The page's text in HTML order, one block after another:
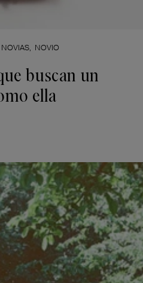
NOVIAS NOVIO
buscan un
ella